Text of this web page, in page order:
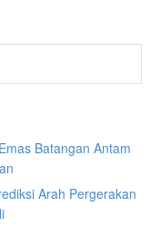
Batangan Antam
Arah Pergerakan